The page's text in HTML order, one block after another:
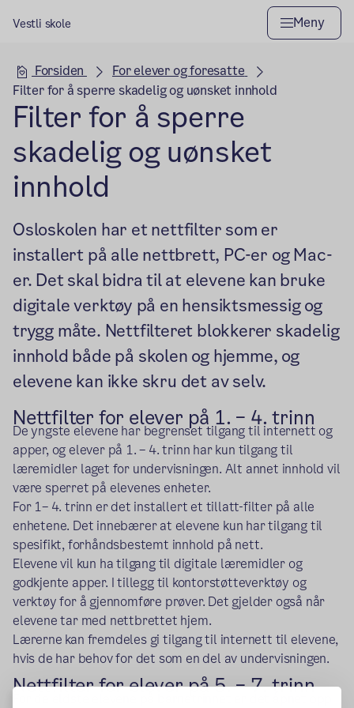
Vestli skole Meny
Hovedseksjon
Forsiden
For elever og foresatte
Filter for å sperre skadelig og uønsket innhold
Filter for å sperre
skadelig og uønsket
innhold
Osloskolen har et nettfilter som er
installert på alle nettbrett, PC-er og Mac-
er. Det skal bidra til at elevene kan bruke
digitale verktøy på en hensiktsmessig og
trygg måte. Nettfilteret blokkerer skadelig
innhold både på skolen og hjemme, og
elevene kan ikke skru det av selv.
Nettfilter for elever på 1. – 4. trinn
De yngste elevene har begrenset tilgang til internett og
apper, og elever på 1. – 4. trinn har kun tilgang til
læremidler laget for undervisningen. Alt annet innhold vil
være sperret på elevenes enheter.
For 1– 4. trinn er det installert et tillatt-filter på alle
enhetene. Det innebærer at elevene kun har tilgang til
spesifikt, forhåndsbestemt innhold på nett.
Elevene vil kun ha tilgang til digitale læremidler og
godkjente apper. I tillegg til kontorstøtteverktøy og
verktøy for å gjennomføre prøver. Det gjelder også når
elevene tar med nettbrettet hjem.
Lærerne kan fremdeles gi tilgang til internett til elevene,
hvis de har behov for det som en del av undervisningen.
Nettfilter for elever på 5. – 7. trinn